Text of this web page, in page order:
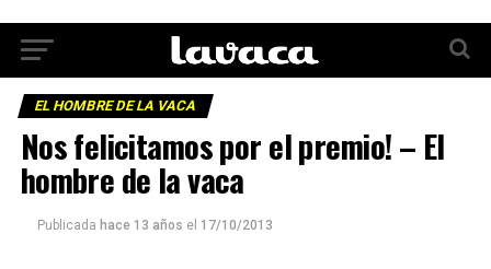
EL HOMBRE DE LA VACA
Nos felicitamos por el premio! – El
hombre de la vaca
Publicada hace 13 años el 17/10/2013